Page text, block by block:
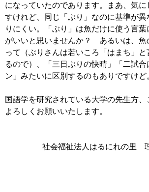
になっていたのであります。まあ、気
すけれど、同じ「ぶり」なのに基準が
りにくい。「ぶり」は魚だけに使う言葉
がいいと思いませんか？ あるいは、魚
って（ぶりさんは若いころ「はまち」
るので）、「三日ぶりの快晴」「二試合
ン」みたいに区別するのもありですけど
国語学を研究されている大学の先生方
よろしくお願いいたします。
社会福祉法人はるにれの里